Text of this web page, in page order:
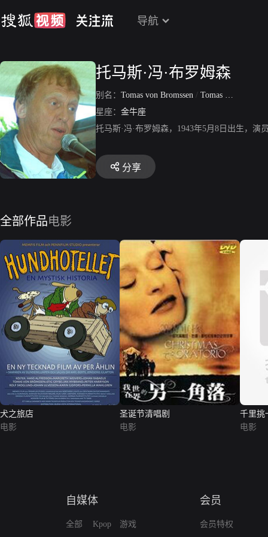
导航
托马斯·冯·布罗姆森
别名： Tomas von Bromssen / Tomas Birger von Bromssen
星座： 金牛座
托马斯·冯·布罗姆森，1943年5月8日出生，演
分享
全部作品电影
犬之旅店
电影
圣诞节清唱剧
电影
千里挑
电影
自媒体
全部 Kpop 游戏
会员
会员特权